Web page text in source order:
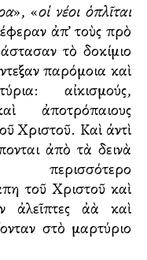
», «οἱ νέοι ὁπλῖται
ἀπ’ τοὺς πρὸ
τὸ δοκίμιο
παρόμοια καὶ
αἰκισμούς,
ἀποτρόπαιους
Χριστοῦ. Καὶ ἀντὶ
ἀπὸ τὰ δεινὰ
περισσότερο
τοῦ Χριστοῦ καὶ
ἀλλὰ καὶ
στὸ μαρτύριο